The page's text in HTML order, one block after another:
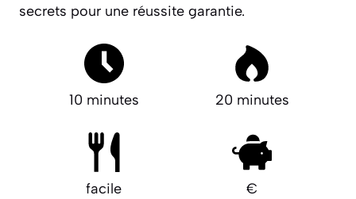
secrets pour une réussite garantie.
10 minutes 20 minutes
facile €